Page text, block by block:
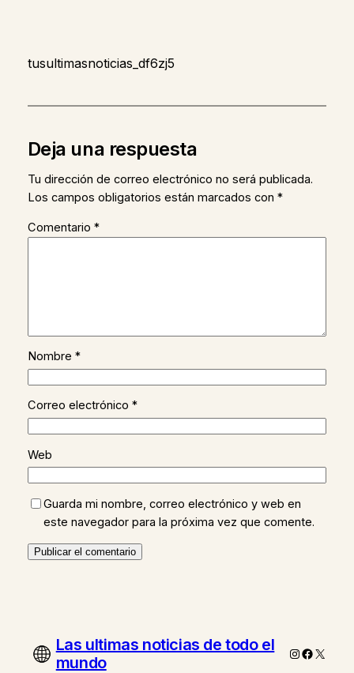
tusultimasnoticias_df6zj5
Deja una respuesta
Tu dirección de correo electrónico no será publicada.
Los campos obligatorios están marcados con *
Comentario *
Nombre *
Correo electrónico *
Web
Guarda mi nombre, correo electrónico y web en
este navegador para la próxima vez que comente.
Las ultimas noticias de todo el
mundo
Instagram
X